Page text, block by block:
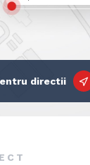
directii